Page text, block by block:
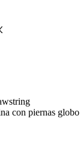
con piernas globo